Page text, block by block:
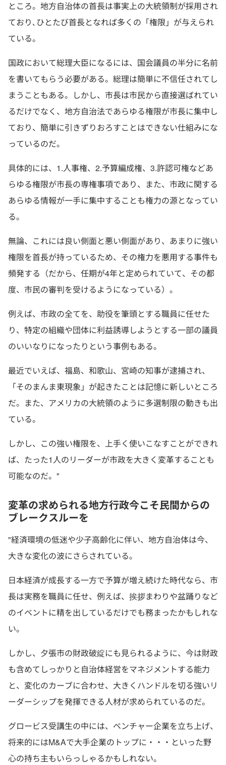
ところ。地方自治体の首長は事実上の大統領制が採用され
ており､ひとたび首長となれば多くの「権限」が与えられ
ている。
国政において総理大臣になるには、国会議員の半分に名前
を書いてもらう必要がある。総理は簡単に不信任されてし
まうこともある。しかし、市長は市民から直接選ばれてい
るだけでなく、地方自治法であらゆる権限が市長に集中し
ており、簡単に引きずりおろすことはできない仕組みにな
っているのだ。
具体的には、1.人事権、2.予算編成権、3.許認可権などあ
らゆる権限が市長の専権事項であり、また、市政に関する
あらゆる情報が一手に集中することも権力の源となってい
る。
無論、これには良い側面と悪い側面があり、あまりに強い
権限を首長が持っているため、その権力を悪用する事件も
頻発する（だから、任期が4年と定められていて、その都
度、市民の審判を受けるようになっている）。
例えば、市政の全てを、助役を筆頭とする職員に任せた
り、特定の組織や団体に利益誘導しようとする一部の議員
のいいなりになったりという事例もある。
最近でいえば、福島、和歌山、宮崎の知事が逮捕され、
「そのまんま東現象」が起きたことは記憶に新しいところ
だ。また、アメリカの大統領のように多選制限の動きも出
ている。
しかし、この強い権限を、上手く使いこなすことができれ
ば、たった1人のリーダーが市政を大きく変革することも
可能なのだ。"
変革の求められる地方行政今こそ民間からの
ブレークスルーを
"経済環境の低迷や少子高齢化に伴い、地方自治体は今、
大きな変化の波にさらされている。
日本経済が成長する一方で予算が増え続けた時代なら、市
長は実務を職員に任せ、例えば、挨拶まわりや盆踊りなど
のイベントに精を出しているだけでも務まったかもしれな
い。
しかし、夕張市の財政破綻にも見られるように、今は財政
も含めてしっかりと自治体経営をマネジメントする能力
と、変化のカーブに合わせ、大きくハンドルを切る強いリ
ーダーシップを発揮できる人材が求められているのだ。
グロービス受講生の中には、ベンチャー企業を立ち上げ、
将来的にはM&Aで大手企業のトップに・・・といった野
心の持ち主もいらっしゃるかもしれない。